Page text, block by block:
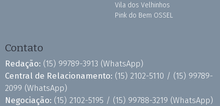
Vila dos Velhinhos
Pink do Bem OSSEL
Contato
Redação: (15) 99789-3913 (WhatsApp)
Central de Relacionamento: (15) 2102-5110 / (15) 99789-
2099 (WhatsApp)
Negociação: (15) 2102-5195 / (15) 99788-3219 (WhatsApp)